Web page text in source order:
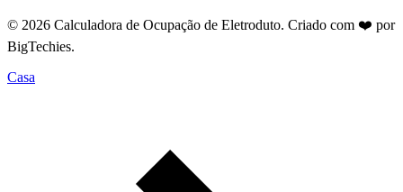
© 2026 Calculadora de Ocupação de Eletroduto. Criado com ❤️ por
BigTechies.
Casa